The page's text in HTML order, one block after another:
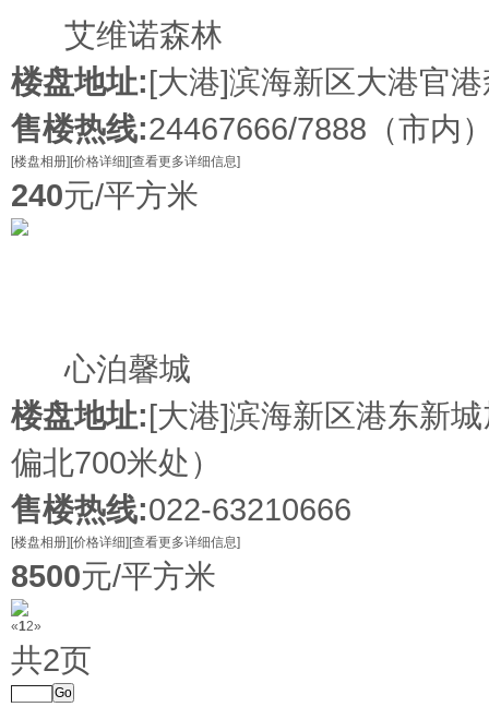
艾维诺森林
楼盘地址:[大港]滨海新区大港官
售楼热线:24467666/7888（市内
[楼盘相册] [价格详细] [查看更多详细信息]
240元/平方米
心泊馨城
楼盘地址:[大港]滨海新区港东新
偏北700米处）
售楼热线:022-63210666
[楼盘相册] [价格详细] [查看更多详细信息]
8500元/平方米
«12»
共2页
Go